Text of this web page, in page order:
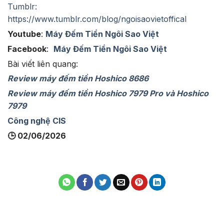
Tumblr:
https://www.tumblr.com/blog/ngoisaovietoffical
Youtube: Máy Đếm Tiền Ngôi Sao Việt
Facebook: Máy Đếm Tiền Ngôi Sao Việt
Bài viết liên quang:
Review máy đếm tiền Hoshico 8686
Review máy đếm tiền Hoshico 7979 Pro và Hoshico
7979
Công nghệ CIS
🕒 02/06/2026